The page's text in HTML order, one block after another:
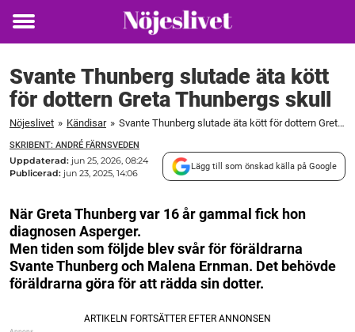
Toggle
Svante Thunberg slutade äta kött
för dottern Greta Thunbergs skull
Nöjeslivet » Kändisar » Svante Thunberg slutade äta kött för dottern Greta Thunbergs skull
SKRIBENT: ANDRÉ FÄRNSVEDEN
Uppdaterad: jun 25, 2026, 08:24
Publicerad: jun 23, 2025, 14:06
Lägg till som önskad källa på Google
När Greta Thunberg var 16 år gammal fick hon
diagnosen Asperger.
Men tiden som följde blev svår för föräldrarna
Svante Thunberg och Malena Ernman. Det behövde
föräldrarna göra för att rädda sin dotter.